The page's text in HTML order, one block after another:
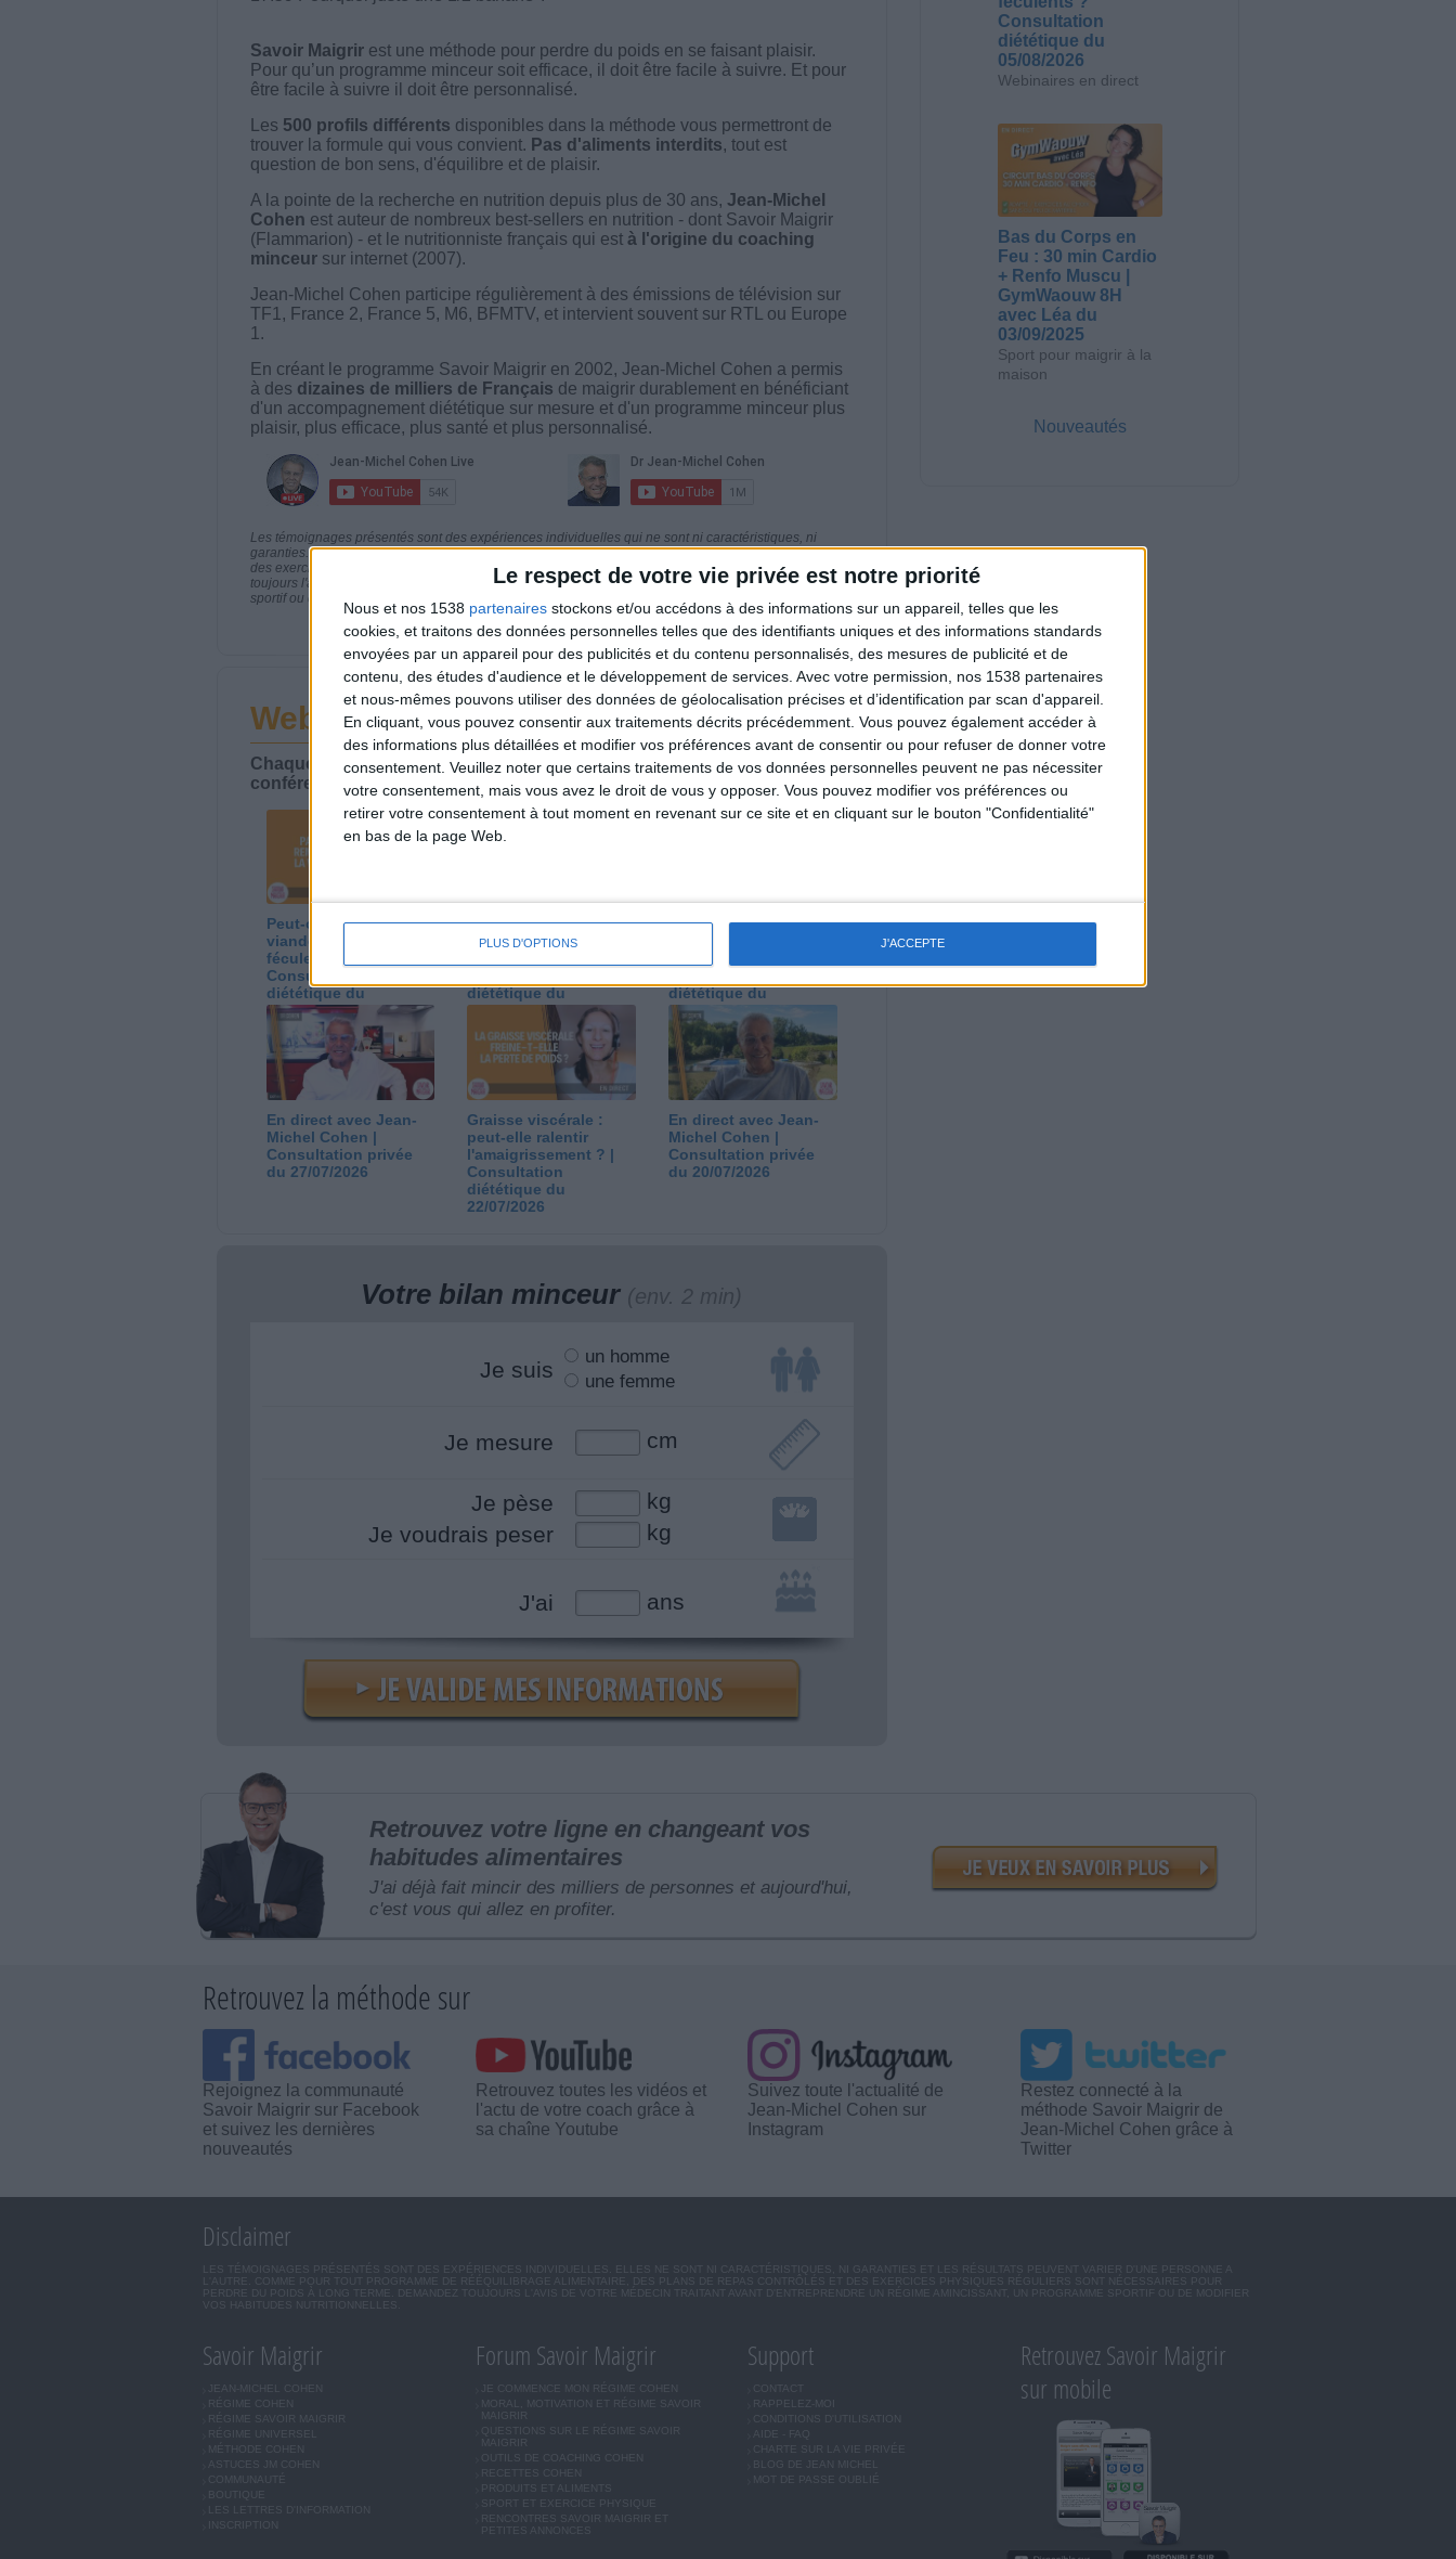
Le respect de votre vie privée est notre priorité
Nous et nos 1538 partenaires stockons et/ou accédons à des informations sur un appareil, telles que les
cookies, et traitons des données personnelles telles que des identifiants uniques et des informations standards
envoyées par un appareil pour des publicités et du contenu personnalisés, des mesures de publicité et de
contenu, des études d'audience et le développement de services. Avec votre permission, nos 1538 partenaires
et nous-mêmes pouvons utiliser des données de géolocalisation précises et d’identification par scan d'appareil.
En cliquant, vous pouvez consentir aux traitements décrits précédemment. Vous pouvez également accéder à
des informations plus détaillées et modifier vos préférences avant de consentir ou pour refuser de donner votre
consentement. Veuillez noter que certains traitements de vos données personnelles peuvent ne pas nécessiter
votre consentement, mais vous avez le droit de vous y opposer. Vous pouvez modifier vos préférences ou
retirer votre consentement à tout moment en revenant sur ce site et en cliquant sur le bouton "Confidentialité"
en bas de la page Web.
PLUS D'OPTIONS J'ACCEPTE
Savoir Maigrirest une méthode pour perdre du poids en se faisant plaisir.
Pour qu’un programme minceur soit efficace, il doit être facile à suivre. Et pour
être facile à suivre il doit être personnalisé.
Les 500 profils différents disponibles dans la méthode vous permettront de
trouver la formule qui vous convient. Pas d'aliments interdits, tout est
question de bon sens, d'équilibre et de plaisir.
A la pointe de la recherche en nutrition depuis plus de 30 ans, Jean-Michel
Cohen est auteur de nombreux best-sellers en nutrition - dont Savoir Maigrir
(Flammarion) - et le nutritionniste français qui est à l'origine du coaching
minceursur internet (2007).
Jean-Michel Cohen participe régulièrement à des émissions de télévision sur
TF1, France 2, France 5, M6, BFMTV, et intervient souvent sur RTL ou Europe
1.
En créant le programme Savoir Maigrir en 2002, Jean-Michel Cohen a permis
à des dizaines de milliers de Français de maigrir durablement en bénéficiant
d'un accompagnement diététique sur mesure et d'un programme minceur plus
plaisir, plus efficace, plus santé et plus personnalisé.
Les témoignages présentés sont des expériences individuelles qui ne sont ni caractéristiques, ni
garanties. Comme pour tout programme de rééquilibrage alimentaire, des plans de repas contrôlés et
des exercices physiques réguliers sont nécessaires pour perdre du poids à long terme. Demandez
toujours l'avis de votre médecin traitant avant d'entreprendre un régime amincissant, un programme
sportif ou de modifier vos habitudes nutritionnelles.
Webinaires en direct Voir tout
Chaque semaine, posez vos questions en live en participant à des vidéo-
conférences avec Jean-Michel et les diététiciennes du programme.
Peut-on remplacer la
viande par des
féculents ?
Consultation
diététique du
05/08/2026
Le plan à 1600
calories est-il trop
diététique du
03/08/2026
Comment perdre le
diététique du
29/07/2026
En direct avec Jean-
Michel Cohen |
Consultation privée
du 27/07/2026
Graisse viscérale :
peut-elle ralentir
l'amaigrissement ? |
Consultation
diététique du
22/07/2026
En direct avec Jean-
Michel Cohen |
Consultation privée
du 20/07/2026
Votre bilan minceur (env. 2 min)
Je suis
un homme
une femme
Je mesure cm
Je pèse
kg
Je voudrais peser
kg
J'ai ans
Consultation
diététique du
05/08/2026
Webinaires en direct
Bas du Corps en
Feu : 30 min Cardio
+ Renfo Muscu |
GymWaouw 8H
avec Léa du
03/09/2025
Sport pour maigrir à la
maison
Nouveautés
Retrouvez votre ligne en changeant vos
habitudes alimentaires
J'ai déjà fait mincir des milliers de personnes et aujourd'hui,
c'est vous qui allez en profiter.
Retrouvez la méthode sur
Rejoignez la communauté
Savoir Maigrir sur Facebook
et suivez les dernières
nouveautés
Retrouvez toutes les vidéos et
l'actu de votre coach grâce à
sa chaîne Youtube
Suivez toute l'actualité de
Jean-Michel Cohen sur
Instagram
Restez connecté à la
méthode Savoir Maigrir de
Jean-Michel Cohen grâce à
Twitter
Disclaimer
LES TÉMOIGNAGES PRÉSENTÉS SONT DES EXPÉRIENCES INDIVIDUELLES. ELLES NE SONT NI CARACTÉRISTIQUES, NI GARANTIES ET LES RÉSULTATS PEUVENT VARIER D'UNE PERSONNE A
L'AUTRE. COMME POUR TOUT PROGRAMME DE RÉÉQUILIBRAGE ALIMENTAIRE, DES PLANS DE REPAS CONTRÔLÉS ET DES EXERCICES PHYSIQUES RÉGULIERS SONT NÉCESSAIRES POUR
PERDRE DU POIDS À LONG TERME. DEMANDEZ TOUJOURS L'AVIS DE VOTRE MÉDECIN TRAITANT AVANT D'ENTREPRENDRE UN RÉGIME AMINCISSANT, UN PROGRAMME SPORTIF OU DE MODIFIER
VOS HABITUDES NUTRITIONNELLES.
Savoir Maigrir
JEAN-MICHEL COHEN
RÉGIME COHEN
RÉGIME SAVOIR MAIGRIR
RÉGIME UNIVERSEL
ASTUCES JM COHEN
COMMUNAUTÉ
LES LETTRES D'INFORMATION
INSCRIPTION
Forum Savoir Maigrir
JE COMMENCE MON RÉGIME COHEN
MORAL, MOTIVATION ET RÉGIME SAVOIR
MAIGRIR
QUESTIONS SUR LE RÉGIME SAVOIR
MAIGRIR
OUTILS DE COACHING COHEN
RECETTES COHEN
PRODUITS ET ALIMENTS
SPORT ET EXERCICE PHYSIQUE
RENCONTRES SAVOIR MAIGRIR ET
PETITES ANNONCES
Support
CONTACT
RAPPELEZ-MOI
CONDITIONS D'UTILISATION
AIDE - FAQ
CHARTE SUR LA VIE PRIVÉE
BLOG DE JEAN MICHEL
MOT DE PASSE OUBLIÉ
Retrouvez Savoir Maigrir
sur mobile